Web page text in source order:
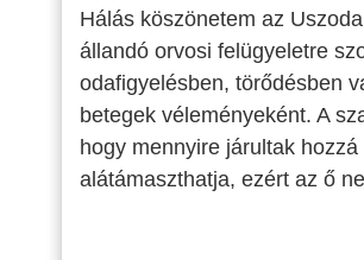
Hálás köszönetem az
állandó orvosi felügyeletre
odafigyelésben, törődésben
betegek véleményeként. A
hogy mennyire járultak
alátámaszthatja, ezért az ő